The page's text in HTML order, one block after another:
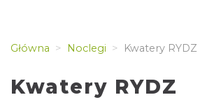
Główna Noclegi Kwatery RYDZ
Kwatery RYDZ